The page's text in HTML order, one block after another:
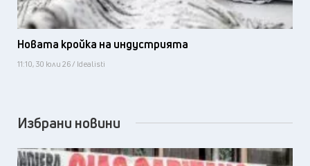
Новата кройка на индустрията
11:10, 30 юли 26 / Idealisti
Избрани новини